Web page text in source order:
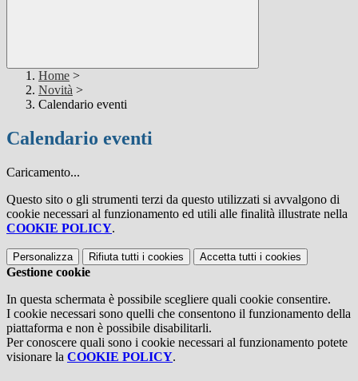
Home >
Novità >
Calendario eventi
Calendario eventi
Caricamento...
Questo sito o gli strumenti terzi da questo utilizzati si avvalgono di
cookie necessari al funzionamento ed utili alle finalità illustrate nella
COOKIE POLICY.
Personalizza Rifiuta tutti i cookies Accetta tutti i cookies
Gestione cookie
In questa schermata è possibile scegliere quali cookie consentire.
I cookie necessari sono quelli che consentono il funzionamento della
piattaforma e non è possibile disabilitarli.
Per conoscere quali sono i cookie necessari al funzionamento potete
visionare la COOKIE POLICY.